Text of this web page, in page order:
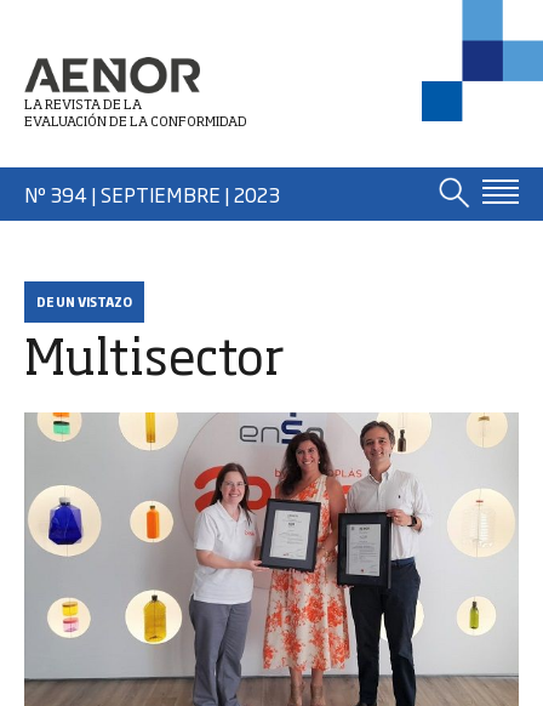
LA REVISTA DE LA
EVALUACIÓN DE LA CONFORMIDAD
Nº 394 | SEPTIEMBRE | 2023
DE UN VISTAZO
Multisector